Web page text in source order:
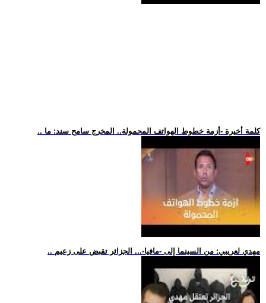
.. كلمة أخيرة -أزمة خطوط الهواتف المحمولة.. المخرج سامح سند: ما
.. مهدي لعريبي: من السينما إلى -مافيا-... الجزائر تقبض على زعيم